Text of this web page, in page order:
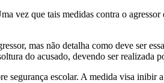
vez que tais medidas contra o
mas não detalha como deve ser
do acusado, devendo ser realizada
segurança escolar. A medida visa